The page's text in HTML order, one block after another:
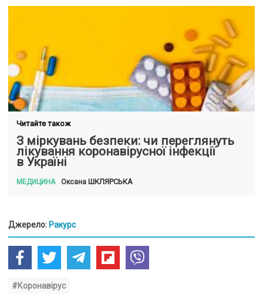
Читайте також
З міркувань безпеки: чи переглянуть
лікування коронавірусної інфекції
в Україні
МЕДИЦИНА Оксана ШКЛЯРСЬКА
Джерело: Ракурс
#Коронавірус